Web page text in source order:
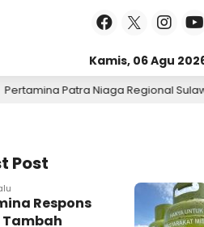
Kamis, 06 Agu
Sulawesi Tinjau Langsung
Post
Respons